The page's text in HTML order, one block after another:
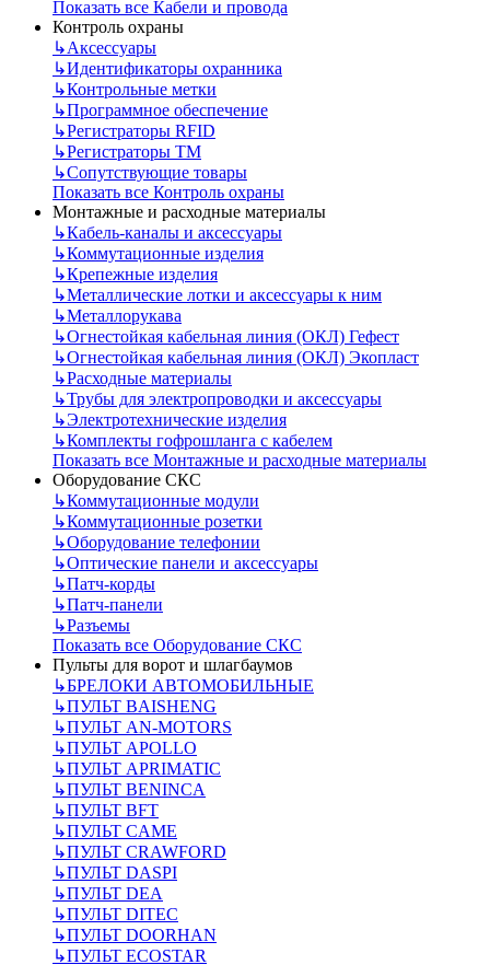
Показать все Кабели и провода
Контроль охраны
↳Аксессуары
↳Идентификаторы охранника
↳Контрольные метки
↳Программное обеспечение
↳Регистраторы RFID
↳Регистраторы ТМ
↳Сопутствующие товары
Показать все Контроль охраны
Монтажные и расходные материалы
↳Кабель-каналы и аксессуары
↳Коммутационные изделия
↳Крепежные изделия
↳Металлические лотки и аксессуары к ним
↳Металлорукава
↳Огнестойкая кабельная линия (ОКЛ) Гефест
↳Огнестойкая кабельная линия (ОКЛ) Экопласт
↳Расходные материалы
↳Трубы для электропроводки и аксессуары
↳Электротехнические изделия
↳Комплекты гофрошланга с кабелем
Показать все Монтажные и расходные материалы
Оборудование СКС
↳Коммутационные модули
↳Коммутационные розетки
↳Оборудование телефонии
↳Оптические панели и аксессуары
↳Патч-корды
↳Патч-панели
↳Разъемы
Показать все Оборудование СКС
Пульты для ворот и шлагбаумов
↳БРЕЛОКИ АВТОМОБИЛЬНЫЕ
↳ПУЛЬТ BAISHENG
↳ПУЛЬТ AN-MOTORS
↳ПУЛЬТ APOLLO
↳ПУЛЬТ APRIMATIC
↳ПУЛЬТ BENINCA
↳ПУЛЬТ BFT
↳ПУЛЬТ CAME
↳ПУЛЬТ CRAWFORD
↳ПУЛЬТ DASPI
↳ПУЛЬТ DEA
↳ПУЛЬТ DITEC
↳ПУЛЬТ DOORHAN
↳ПУЛЬТ ECOSTAR